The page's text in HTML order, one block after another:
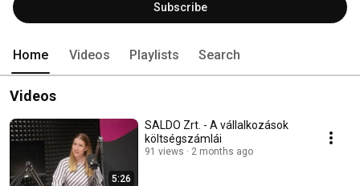
Subscribe
Home Videos Playlists Search
Videos
5:26
SALDO Zrt. - A vállalkozások
költségszámlái
91 views 2 months ago